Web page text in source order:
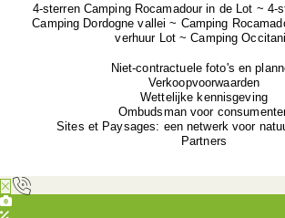
4-sterren Camping Rocamadour in de Lot ~ 4-
Camping Dordogne vallei ~ Camping
verhuur Lot ~ Camping
Niet-contractuele foto's en
Verkoopvoorwaarden
Wettelijke kennisgeving
Ombudsman voor
Sites et Paysages: een netwerk voor
Partners